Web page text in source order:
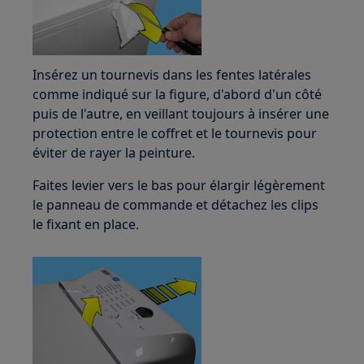
Insérez un tournevis dans les fentes latérales
comme indiqué sur la figure, d'abord d'un côté
puis de l'autre, en veillant toujours à insérer une
protection entre le coffret et le tournevis pour
éviter de rayer la peinture.
Faites levier vers le bas pour élargir légèrement
le panneau de commande et détachez les clips
le fixant en place.